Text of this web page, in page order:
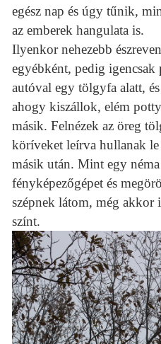
egész nap és úgy tűnik,
az emberek hangulata is.
Ilyenkor nehezebb
egyébként, pedig
autóval egy tölgyfa alatt,
ahogy kiszállok, elém
másik. Felnézek az öreg
köríveket leírva hullanak
másik után. Mint egy
fényképezőgépet és
szépnek látom, még akkor
színt.